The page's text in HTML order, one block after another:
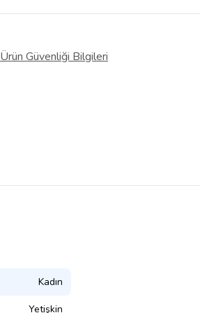
Ürün Güvenliği Bilgileri
Kadın
Yetişkin